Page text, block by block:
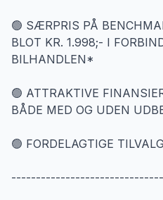
🟢 SÆRPRIS PÅ
BLOT KR. 1.998;- I
BILHANDLEN*
🟢 ATTRAKTIVE
BÅDE MED OG UDEN
🟢 FORDELAGTIGE